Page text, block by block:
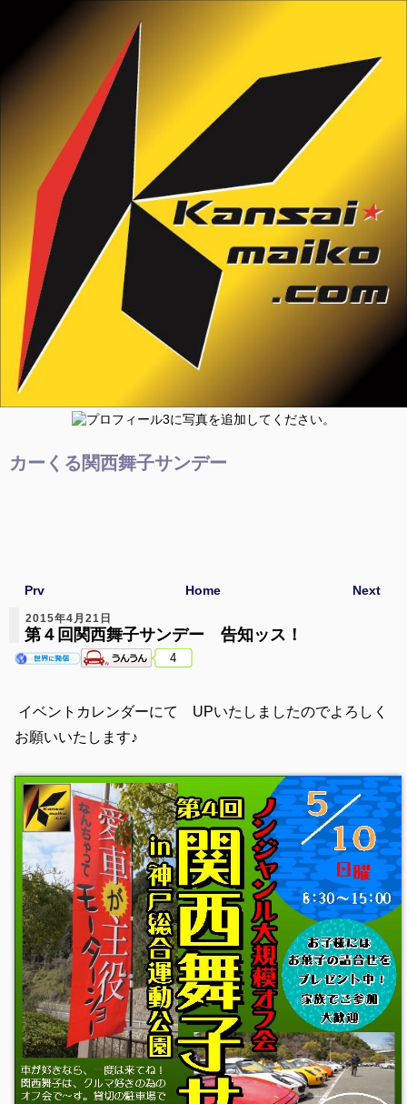
カーくる関西舞子サンデー
Next
Prv Home
2015年4月21日
第４回関西舞子サンデー 告知ッス！
4
イベントカレンダーにて UPいたしましたのでよろしく
お願いいたします♪